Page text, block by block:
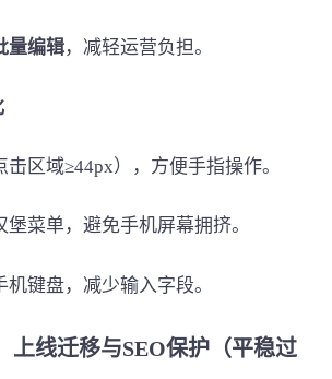
量编辑，减轻运营负担。
区域≥44px），方便手指操作。
菜单，避免手机屏幕拥挤。
键盘，减少输入字段。
上线迁移与SEO保护（平稳过